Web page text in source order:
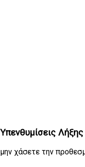
Υπενθυμίσεις Λήξης
μην χάσετε την